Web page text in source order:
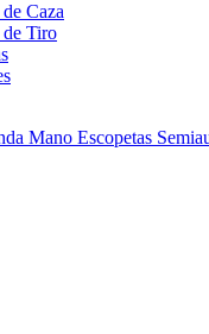
Caza
de Tiro
Mano Escopetas